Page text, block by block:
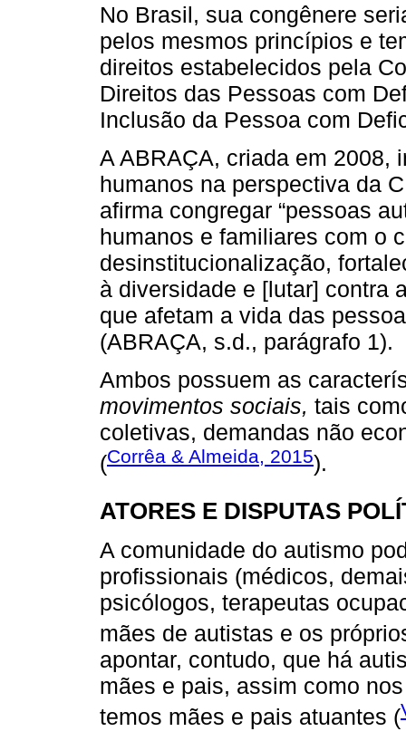
No Brasil, sua congênere
pelos mesmos princípios e
direitos estabelecidos pela
Direitos das Pessoas com
Inclusão da Pessoa com
A ABRAÇA, criada em 2008,
humanos na perspectiva da
afirma congregar “pessoas
humanos e familiares com o
desinstitucionalização,
à diversidade e [lutar] contra
que afetam a vida das
(ABRAÇA, s.d., parágrafo 1).
Ambos possuem as
movimentos sociais, tais
coletivas, demandas não
(Corrêa & Almeida, 2015).
ATORES E DISPUTAS
A comunidade do autismo
profissionais (médicos,
psicólogos, terapeutas
mães de autistas e os
apontar, contudo, que há
mães e pais, assim como
temos mães e pais atuantes (